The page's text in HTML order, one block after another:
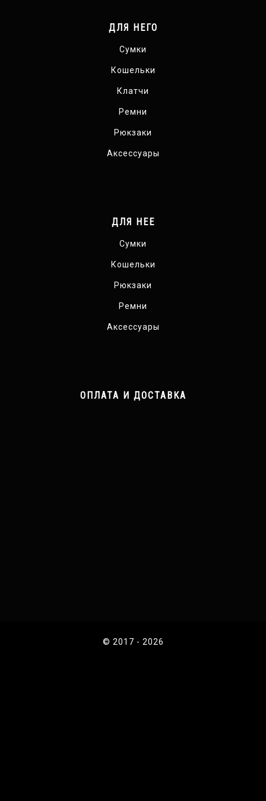
ДЛЯ НЕГО
Сумки
Кошельки
Клатчи
Ремни
Рюкзаки
Аксессуары
ДЛЯ НЕЕ
Сумки
Кошельки
Рюкзаки
Ремни
Аксессуары
ОПЛАТА И ДОСТАВКА
© 2017 - 2026